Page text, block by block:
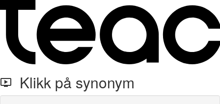
Klikk på synonym